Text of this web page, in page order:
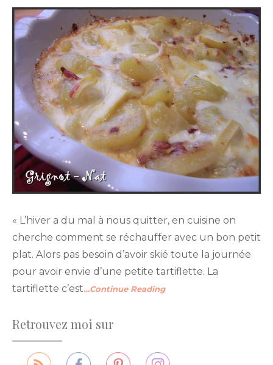
« L’hiver a du mal à nous quitter, en cuisine on
cherche comment se réchauffer avec un bon petit
plat. Alors pas besoin d’avoir skié toute la journée
pour avoir envie d’une petite tartiflette. La
tartiflette c’est…Continue Reading
Retrouvez moi sur